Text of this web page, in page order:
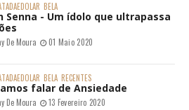
BELA
Senna - Um ídolo que ultrapassa
De Moura 01 Maio 2020
BELA RECENTES
falar de Ansiedade
De Moura 13 Fevereiro 2020